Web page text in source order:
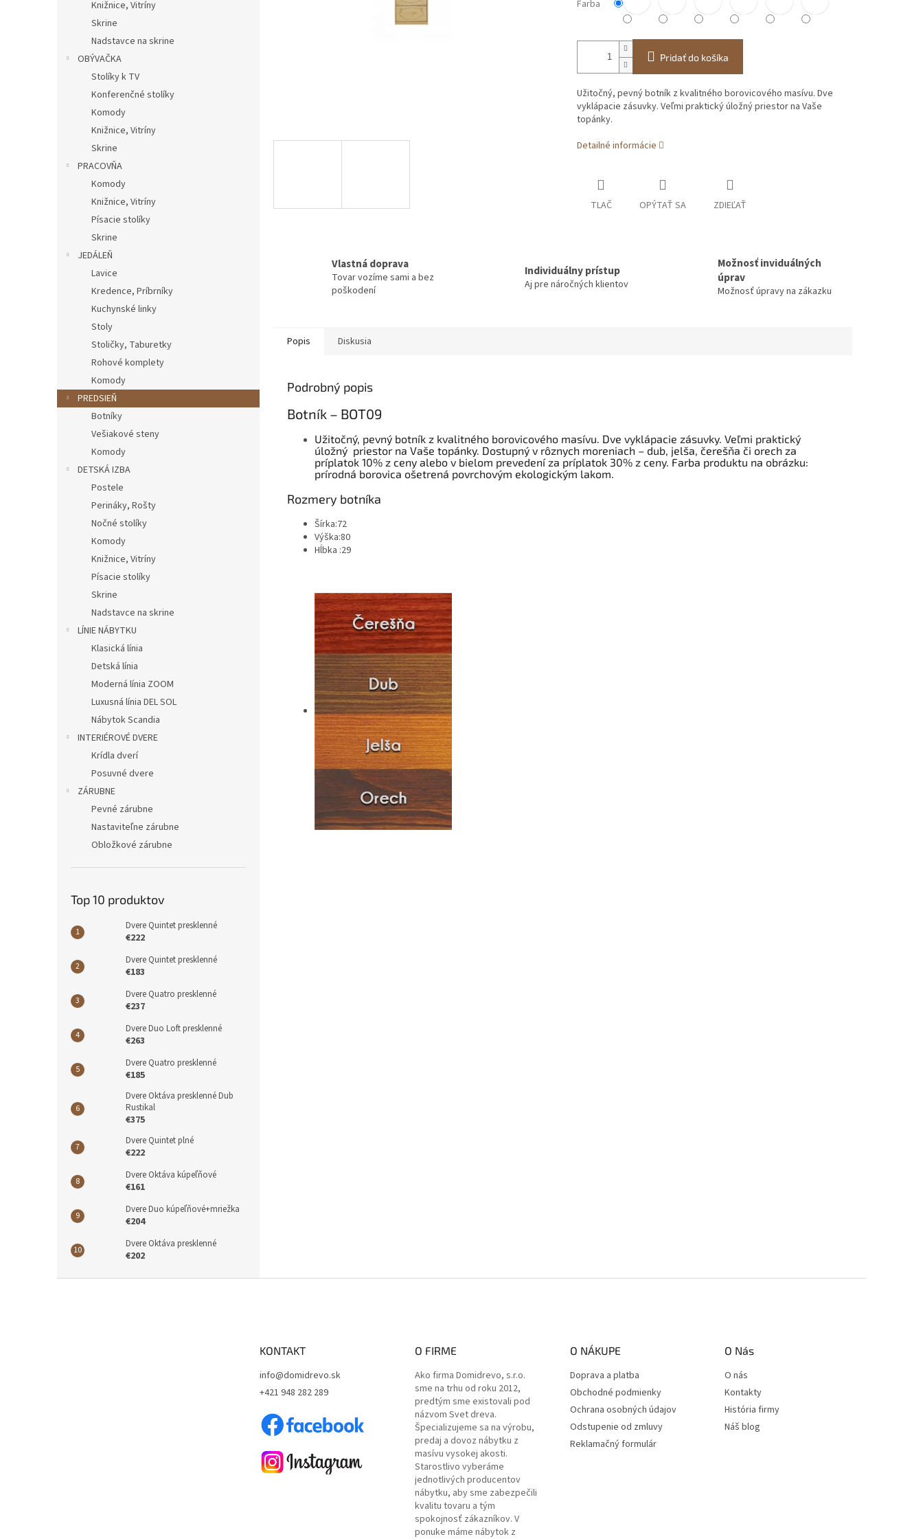
Knižnice, Vitríny
Skrine
Nadstavce na skrine
OBÝVAČKA
Stolíky k TV
Konferenčné stolíky
Komody
Knižnice, Vitríny
Skrine
PRACOVŇA
Komody
Knižnice, Vitríny
Písacie stolíky
Skrine
JEDÁLEŇ
Lavice
Kredence, Príbrníky
Kuchynské linky
Stoly
Stoličky, Taburetky
Rohové komplety
Komody
PREDSIEŇ
Botníky
Vešiakové steny
Komody
DETSKÁ IZBA
Postele
Perináky, Rošty
Nočné stolíky
Komody
Knižnice, Vitríny
Písacie stolíky
Skrine
Nadstavce na skrine
LÍNIE NÁBYTKU
Klasická línia
Detská línia
Moderná línia ZOOM
Luxusná línia DEL SOL
Nábytok Scandia
INTERIÉROVÉ DVERE
Krídla dverí
Posuvné dvere
ZÁRUBNE
Pevné zárubne
Nastaviteľne zárubne
Obložkové zárubne
Top 10 produktov
Dvere Quintet presklenné
€222
Dvere Quintet presklenné
€183
Dvere Quatro presklenné
€237
Dvere Duo Loft presklenné
€263
Dvere Quatro presklenné
€185
Dvere Oktáva presklenné Dub
Rustikal
€375
Dvere Quintet plné
€222
Dvere Oktáva kúpeľňové
€161
Dvere Duo kúpeľňové+mriežka
€204
Dvere Oktáva presklenné
€202
Farba
Pridať do košíka
Užitočný, pevný botník z kvalitného borovicového masívu. Dve
vyklápacie zásuvky. Veľmi praktický úložný priestor na Vaše
topánky.
Detailné informácie
TLAČ OPÝTAŤ SA ZDIEĽAŤ
Vlastná doprava
Tovar vozíme sami a bez
poškodení
Individuálny prístup
Aj pre náročných klientov
Možnosť inviduálných
úprav
Možnosť úpravy na zákazku
Popis Diskusia
Podrobný popis
Botník – BOT09
Užitočný, pevný botník z kvalitného borovicového masívu. Dve vyklápacie zásuvky. Veľmi praktický
úložný priestor na Vaše topánky. Dostupný v rôznych moreniach – dub, jelša, čerešňa či orech za
príplatok 10% z ceny alebo v bielom prevedení za príplatok 30% z ceny. Farba produktu na obrázku:
prírodná borovica ošetrená povrchovým ekologickým lakom.
Rozmery botníka
Šírka:72
Výška:80
Hĺbka :29
KONTAKT
info@domidrevo.sk
+421 948 282 289
O FIRME
Ako firma Domidrevo, s.r.o.
sme na trhu od roku 2012,
predtým sme existovali pod
názvom Svet dreva.
Špecializujeme sa na výrobu,
predaj a dovoz nábytku z
masívu vysokej akosti.
Starostlivo vyberáme
jednotlivých producentov
nábytku, aby sme zabezpečili
kvalitu tovaru a tým
spokojnosť zákazníkov. V
ponuke máme nábytok z
O NÁKUPE
Doprava a platba
Obchodné podmienky
Ochrana osobných údajov
Odstupenie od zmluvy
Reklamačný formulár
O Nás
O nás
Kontakty
História firmy
Náš blog